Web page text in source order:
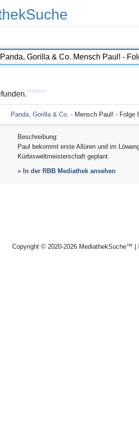
erklären
Panda, Gorilla & Co. - Mensch Paul! - Folge
Beschreibung:
Paul bekommt erste Allüren und im
Kürbisweltmeisterschaft geplant.
» In der RBB Mediathek ansehen
Copyright © 2020-2026 MediathekSuche™ |